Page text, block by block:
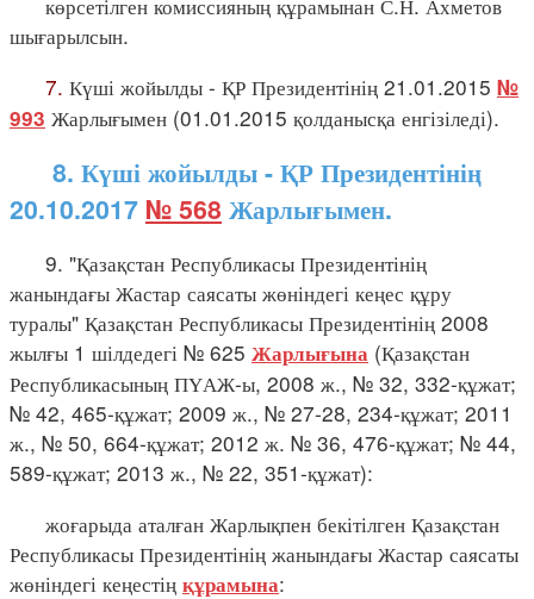
шығарылсын.
7. Күші жойылды - ҚР Президентінің 21.01.2015 №
993 Жарлығымен (01.01.2015 қолданысқа енгізіледі).
8. Күші жойылды - ҚР Президентінің
20.10.2017 № 568 Жарлығымен.
9. "Қазақстан Республикасы Президентінің
жанындағы Жастар саясаты жөніндегі кеңес құру
туралы" Қазақстан Республикасы Президентінің 2008
жылғы 1 шілдедегі № 625 Жарлығына (Қазақстан
Республикасының ПҮАЖ-ы, 2008 ж., № 32, 332-құжат;
№ 42, 465-құжат; 2009 ж., № 27-28, 234-құжат; 2011
ж., № 50, 664-құжат; 2012 ж. № 36, 476-құжат; № 44,
589-құжат; 2013 ж., № 22, 351-құжат):
жоғарыда аталған Жарлықпен бекітілген Қазақстан
Республикасы Президентінің жанындағы Жастар саясаты
жөніндегі кеңестің құрамына: